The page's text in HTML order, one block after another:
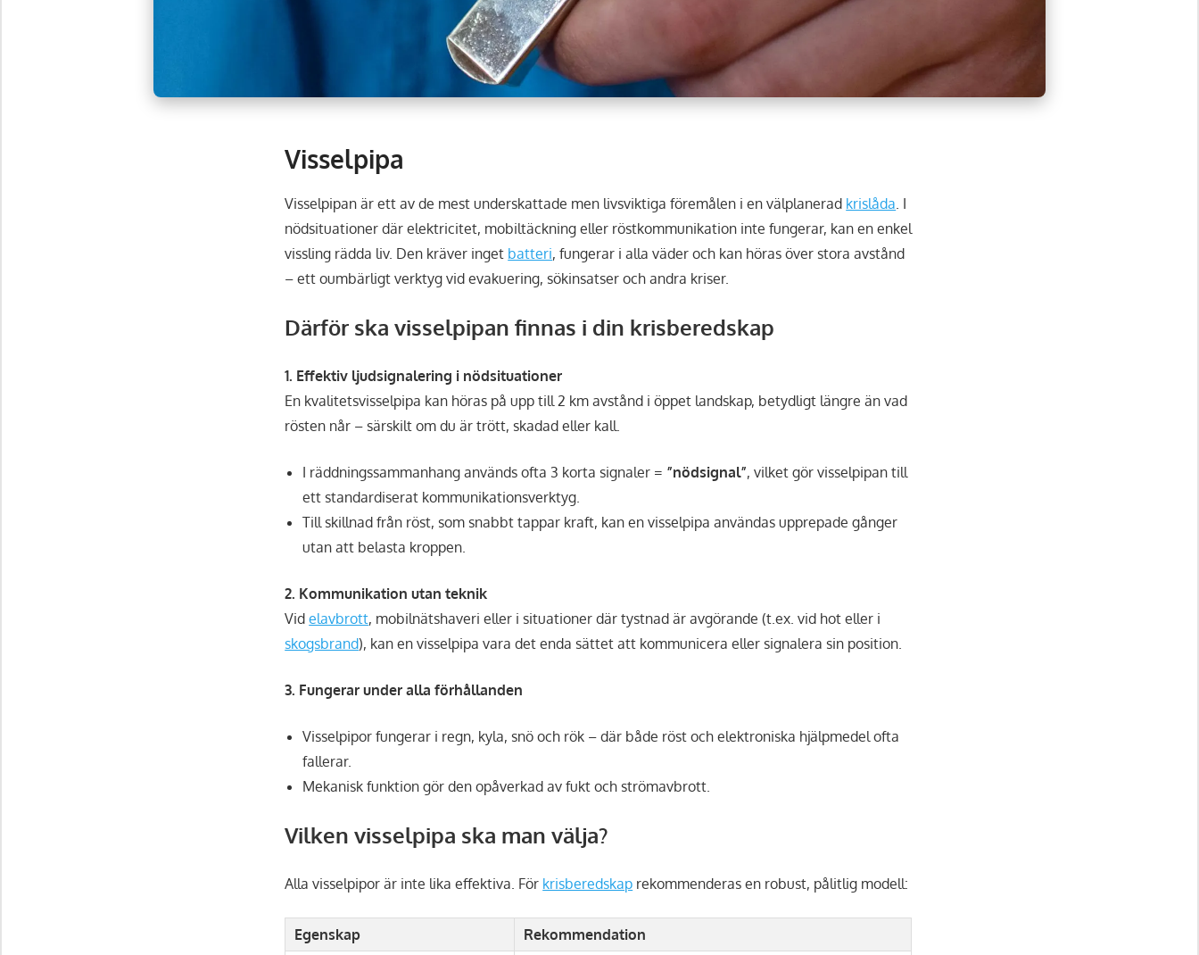
Visselpipa
Visselpipan är ett av de mest underskattade men livsviktiga föremålen i en välplanerad krislåda. I
nödsituationer där elektricitet, mobiltäckning eller röstkommunikation inte fungerar, kan en enkel
vissling rädda liv. Den kräver inget batteri, fungerar i alla väder och kan höras över stora avstånd
– ett oumbärligt verktyg vid evakuering, sökinsatser och andra kriser.
Därför ska visselpipan finnas i din krisberedskap
1. Effektiv ljudsignalering i nödsituationer
En kvalitetsvisselpipa kan höras på upp till 2 km avstånd i öppet landskap, betydligt längre än vad
rösten når – särskilt om du är trött, skadad eller kall.
I räddningssammanhang används ofta 3 korta signaler = ”nödsignal”, vilket gör visselpipan till
ett standardiserat kommunikationsverktyg.
Till skillnad från röst, som snabbt tappar kraft, kan en visselpipa användas upprepade gånger
utan att belasta kroppen.
2. Kommunikation utan teknik
Videlavbrott, mobilnätshaveri eller i situationer där tystnad är avgörande (t.ex. vid hot eller i
skogsbrand), kan en visselpipa vara det enda sättet att kommunicera eller signalera sin position.
3. Fungerar under alla förhållanden
Visselpipor fungerar i regn, kyla, snö och rök – där både röst och elektroniska hjälpmedel ofta
fallerar.
Mekanisk funktion gör den opåverkad av fukt och strömavbrott.
Vilken visselpipa ska man välja?
Alla visselpipor är inte lika effektiva. För krisberedskap rekommenderas en robust, pålitlig modell:
Egenskap
Rekommendation